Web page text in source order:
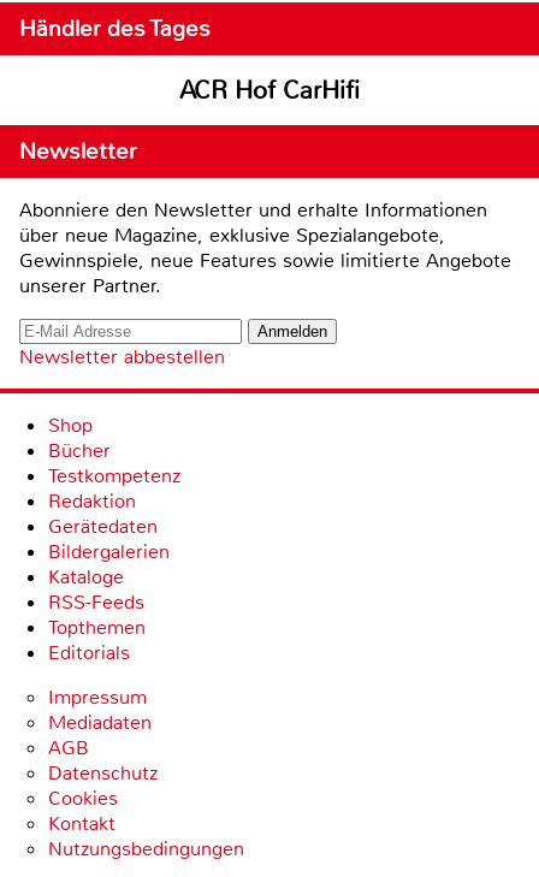
Händler des Tages
ACR Hof CarHifi
Newsletter
Abonniere den Newsletter und erhalte Informationen
über neue Magazine, exklusive Spezialangebote,
Gewinnspiele, neue Features sowie limitierte Angebote
unserer Partner.
Newsletter abbestellen
Shop
Bücher
Testkompetenz
Redaktion
Gerätedaten
Bildergalerien
Kataloge
RSS-Feeds
Topthemen
Editorials
Impressum
Mediadaten
AGB
Datenschutz
Cookies
Kontakt
Nutzungsbedingungen